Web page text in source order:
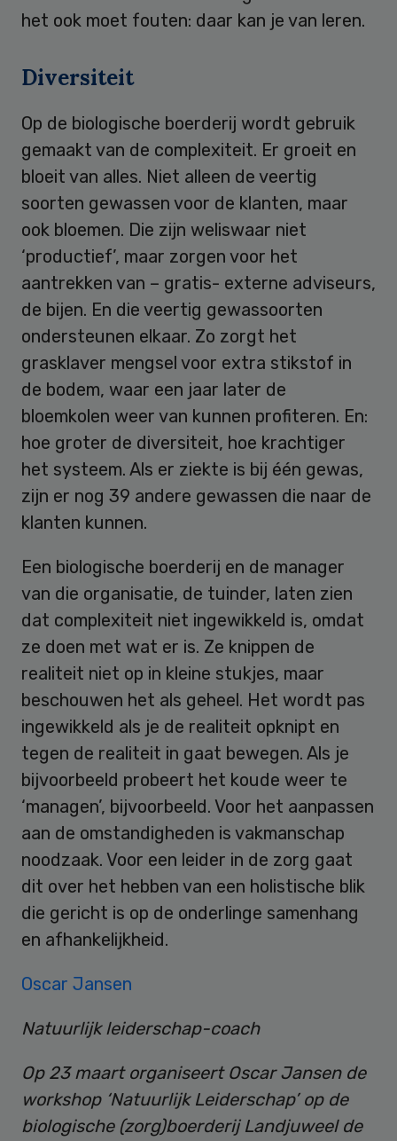
het ook moet fouten: daar kan je van leren.
Diversiteit
Op de biologische boerderij wordt gebruik
gemaakt van de complexiteit. Er groeit en
bloeit van alles. Niet alleen de veertig
soorten gewassen voor de klanten, maar
ook bloemen. Die zijn weliswaar niet
‘productief’, maar zorgen voor het
aantrekken van – gratis- externe adviseurs,
de bijen. En die veertig gewassoorten
ondersteunen elkaar. Zo zorgt het
grasklaver mengsel voor extra stikstof in
de bodem, waar een jaar later de
bloemkolen weer van kunnen profiteren. En:
hoe groter de diversiteit, hoe krachtiger
het systeem. Als er ziekte is bij één gewas,
zijn er nog 39 andere gewassen die naar de
klanten kunnen.
Een biologische boerderij en de manager
van die organisatie, de tuinder, laten zien
dat complexiteit niet ingewikkeld is, omdat
ze doen met wat er is. Ze knippen de
realiteit niet op in kleine stukjes, maar
beschouwen het als geheel. Het wordt pas
ingewikkeld als je de realiteit opknipt en
tegen de realiteit in gaat bewegen. Als je
bijvoorbeeld probeert het koude weer te
‘managen’, bijvoorbeeld. Voor het aanpassen
aan de omstandigheden is vakmanschap
noodzaak. Voor een leider in de zorg gaat
dit over het hebben van een holistische blik
die gericht is op de onderlinge samenhang
en afhankelijkheid.
Oscar Jansen
Natuurlijk leiderschap-coach
Op 23 maart organiseert Oscar Jansen de
workshop ‘Natuurlijk Leiderschap’ op de
biologische (zorg)boerderij Landjuweel de